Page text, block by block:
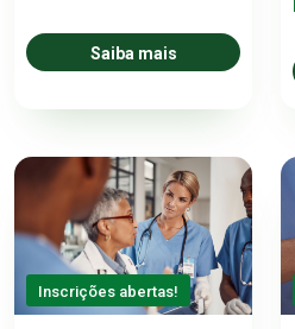
Saiba mais
Inscrições abertas!